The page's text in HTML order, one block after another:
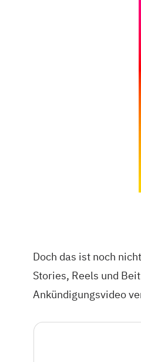
Doch das ist noch
Stories, Reels und
Ankündigungsvideo